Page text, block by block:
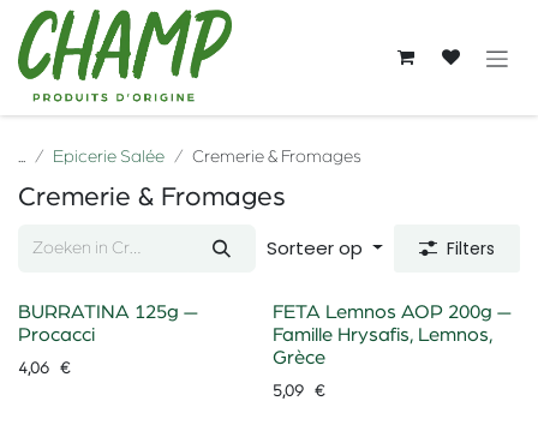
Overslaan naar inhoud
... Epicerie Salée Cremerie & Fromages
Cremerie & Fromages
Sorteer op Filters
BURRATINA 125g —
Procacci
4,06 €
FETA Lemnos AOP 200g —
Famille Hrysafis, Lemnos,
Grèce
5,09€